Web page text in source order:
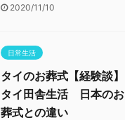
2020/11/10
日常生活
タイのお葬式【経験談】
タイ田舎生活 日本のお
葬式との違い